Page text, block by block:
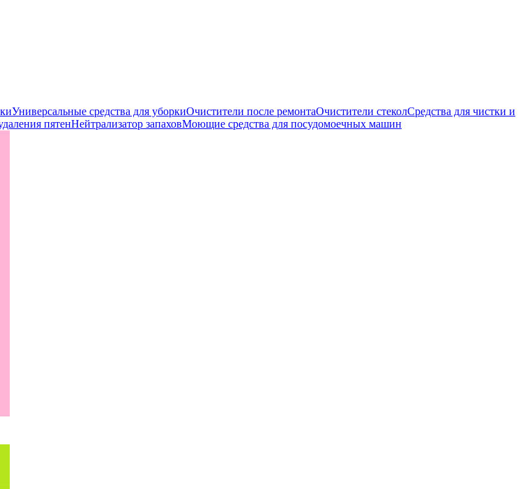
Универсальные средства для уборкиОчистители после ремонтаОчистители стеколСредства для чистки и
пятенНейтрализатор запаховМоющие средства для посудомоечных машин